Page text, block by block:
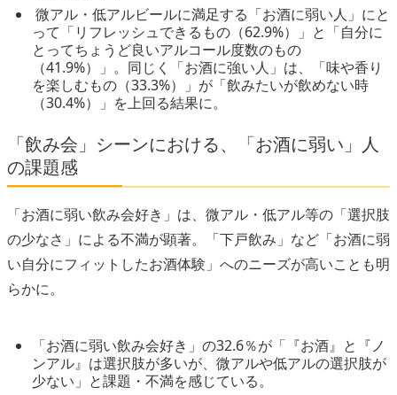
微アル・低アルビールに満足する「お酒に弱い人」にと
って「リフレッシュできるもの（62.9%）」と「自分に
とってちょうど良いアルコール度数のもの
（41.9%）」。同じく「お酒に強い人」は、「味や香り
を楽しむもの（33.3%）」が「飲みたいが飲めない時
（30.4%）」を上回る結果に。
「飲み会」シーンにおける、「お酒に弱い」人
の課題感
「お酒に弱い飲み会好き」は、微アル・低アル等の「選択肢
の少なさ」による不満が顕著。「下戸飲み」など「お酒に弱
い自分にフィットしたお酒体験」へのニーズが高いことも明
らかに。
「お酒に弱い飲み会好き」の32.6％が「『お酒』と『ノ
ンアル』は選択肢が多いが、微アルや低アルの選択肢が
少ない」と課題・不満を感じている。